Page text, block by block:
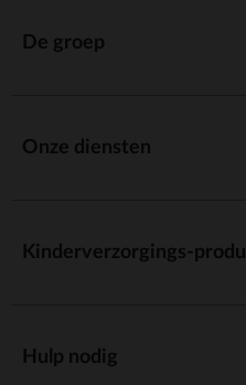
De groep
Onze diensten
Kinderverzorgings-
Hulp nodig